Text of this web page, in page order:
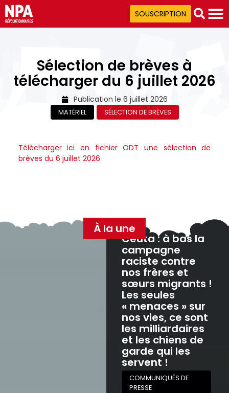
SOUSCRIPTION
Sélection de brèves à
télécharger du 6 juillet 2026
Publication le 6 juillet 2026
MATÉRIEL SÉLECTION DE BRÈVES
Télécharger ici en fichier ODT une sélection de
brèves du 6 juillet 2026
À la une
Ceuta : à bas la
campagne
raciste contre
nos frères et
sœurs migrants !
Les seules
« menaces » sur
nos vies, ce sont
les milliardaires
et les chiens de
garde qui les
servent !
COMMUNIQUÉS DE
PRESSE